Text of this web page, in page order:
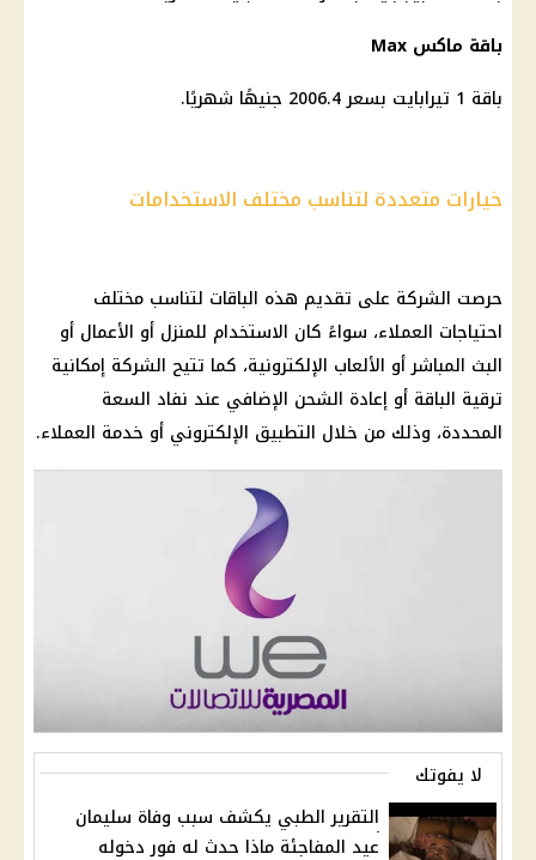
باقة ماكس Max
باقة 1 تيرابايت بسعر 2006.4 جنيهًا شهريًا.
خيارات متعددة لتناسب مختلف الاستخدامات
حرصت الشركة على تقديم هذه الباقات لتناسب مختلف
احتياجات العملاء، سواءً كان الاستخدام للمنزل أو الأعمال أو
البث المباشر أو الألعاب الإلكترونية، كما تتيح الشركة إمكانية
ترقية الباقة أو إعادة الشحن الإضافي عند نفاد السعة
المحددة، وذلك من خلال التطبيق الإلكتروني أو خدمة العملاء.
لا يفوتك
التقرير الطبي يكشف سبب وفاة سليمان
عيد المفاجئة ماذا حدث له فور دخوله